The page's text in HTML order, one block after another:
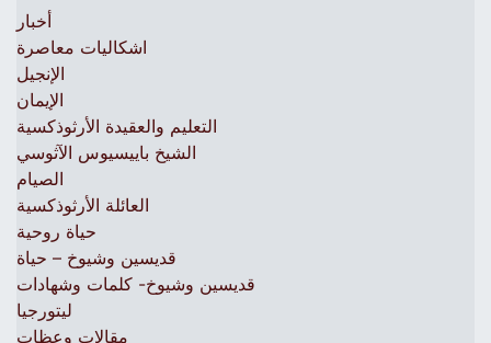
أخبار
اشكاليات معاصرة
الإنجيل
الإيمان
التعليم والعقيدة الأرثوذكسية
الشيخ باييسيوس الآثوسي
الصيام
العائلة الأرثوذكسية
حياة روحية
قديسين وشيوخ – حياة
قديسين وشيوخ- كلمات وشهادات
ليتورجيا
مقالات وعظات